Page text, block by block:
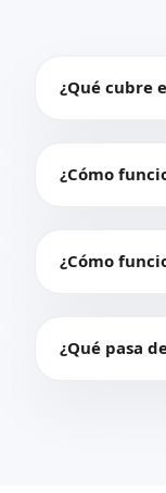
¿Qué cubre
¿Cómo
¿Cómo
¿Qué pasa